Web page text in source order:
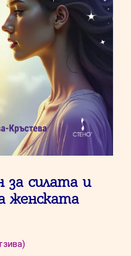
за силата и
женската